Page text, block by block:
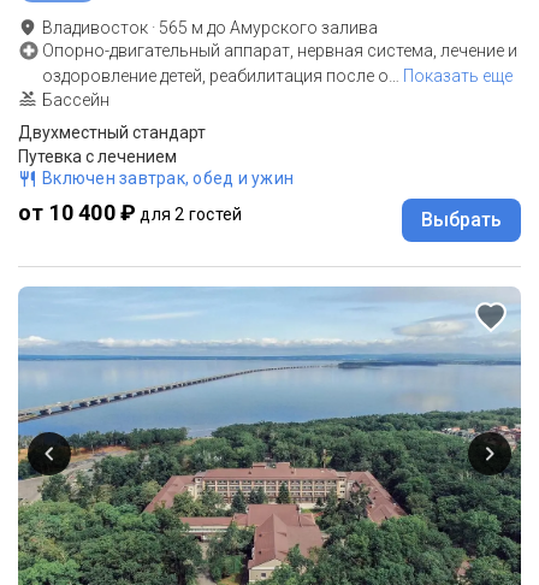
Владивосток · 565 м до Амурского залива
Опорно-двигательный аппарат, нервная система, лечение и
оздоровление детей, реабилитация после о
Показать еще
Бассейн
Двухместный стандарт
Путевка с лечением
Включен завтрак, обед и ужин
от 10 400 ₽ для 2 гостей Выбрать